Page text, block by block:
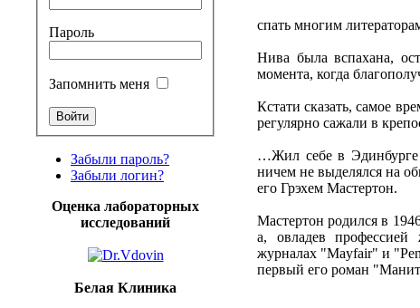
Пароль
Запомнить меня
Забыли пароль?
Забыли логин?
Оценка лабораторных
исследований
Белая Клиника
спать многим
Нива была вспахана,
момента, когда
Кстати сказать, самое
регулярно сажали в
…Жил себе в Эдинбурге
ничем не выделялся на
его Грэхем Мастертон.
Мастертон родился в
а, овладев профессией
журналах "Mayfair" и
первый его роман